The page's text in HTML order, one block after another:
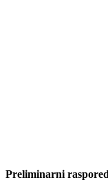
Preliminarni